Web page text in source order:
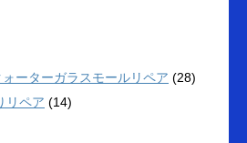
ーターガラスモールリペア (28)
リペア (14)